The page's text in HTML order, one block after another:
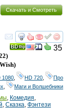
Скачать и Смотреть
смотреть
35
)
1080 HD 720
Про
Маги и Волшебники
, Комедия,
, Сказка, Фэнтези